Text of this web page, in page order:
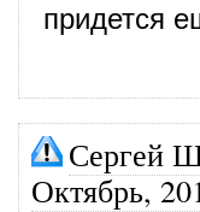
придется
Сергей
Октябрь,